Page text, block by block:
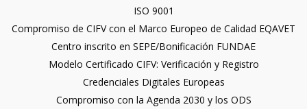
ISO 9001
Compromiso de CIFV con el Marco Europeo de Calidad EQAVET
Centro inscrito en SEPE/Bonificación FUNDAE
Modelo Certificado CIFV: Verificación y Registro
Credenciales Digitales Europeas
Compromiso con la Agenda 2030 y los ODS